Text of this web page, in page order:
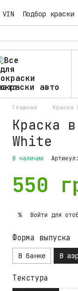
Подбор краски
авто
Главная Краска
Краска
White
В наличии
550
% Войти для
Форма выпуска
В банке В
Текстура